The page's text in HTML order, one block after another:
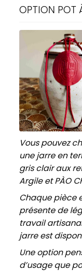
OPTION POT
Vous pouvez
une jarre en
gris clair aux
Argile et PÀO
Chaque pièce
présente de
travail
jarre est
Une option
d’usage que